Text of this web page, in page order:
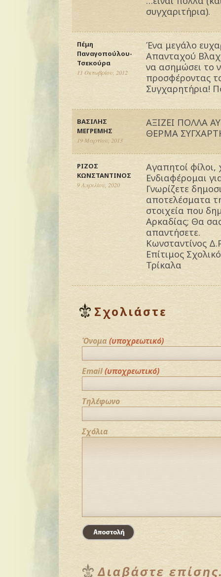
συγχαριτήρια).
Πέμη
Παναγοπούλου-
Τσεκούρα
11 Οκτωβρίου, 2012
Ένα μεγάλο
Απανταχού
να ασημώσει το
προσφέροντας
Συγχαρητήρια!
ΒΑΣΙΛΗΣ
ΜΕΓΡΕΜΗΣ
19 Μαρτίου, 2013
ΑΞΙΖΕΙ ΠΟΛΛΑ
ΘΕΡΜΑ
ΡΙΖΟΣ
ΚΩΝΣΤΑΝΤΙΝΟΣ
9 Απριλίου, 2020
Αγαπητοί φίλοι,
Ενδιαφέρομαι
Γνωρίζετε
αποτελέσματα
στοιχεία που
Αρκαδίας; Θα
απαντήσετε.
Κωνσταντίνος
Επίτιμος
Τρίκαλα
Σχολιάστε
Όνομα (υποχρεωτικό)
Email(υποχρεωτικό)
Τηλέφωνο
Σχόλια